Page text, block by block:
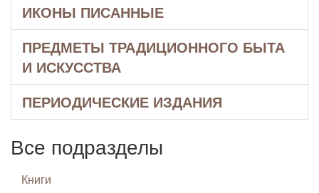
ИКОНЫ ПИСАННЫЕ
ПРЕДМЕТЫ ТРАДИЦИОННОГО БЫТА
И ИСКУССТВА
ПЕРИОДИЧЕСКИЕ ИЗДАНИЯ
Все подразделы
Книги